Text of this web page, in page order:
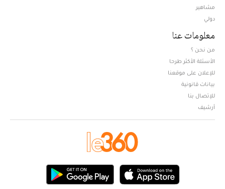
مشاهير
دولي
معلومات عنا
من نحن ؟
الأسئلة الأكثر طرحا
للإعلان على موقعنا
بيانات قانونية
للإتصال بنا
أرشيف